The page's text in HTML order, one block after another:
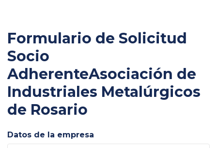
Formulario de Solicitud
Socio
AdherenteAsociación de
Industriales Metalúrgicos
de Rosario
Datos de la empresa